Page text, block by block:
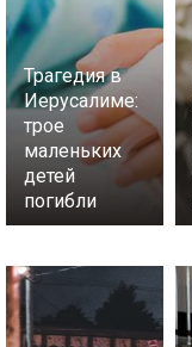
Трагедия в
Иерусалиме:
трое
маленьких
детей
погибли